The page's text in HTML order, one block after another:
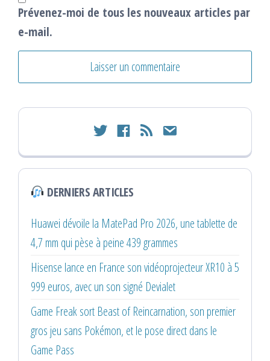
Prévenez-moi de tous les nouveaux articles par
e-mail.
twitter facebook
rss email
DERNIERS ARTICLES
Huawei dévoile la MatePad Pro 2026, une tablette de
4,7 mm qui pèse à peine 439 grammes
Hisense lance en France son vidéoprojecteur XR10 à 5
999 euros, avec un son signé Devialet
Game Freak sort Beast of Reincarnation, son premier
gros jeu sans Pokémon, et le pose direct dans le
Game Pass